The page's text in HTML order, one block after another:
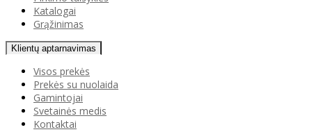
Katalogai
Grąžinimas
Klientų aptarnavimas
Visos prekės
Prekės su nuolaida
Gamintojai
Svetainės medis
Kontaktai